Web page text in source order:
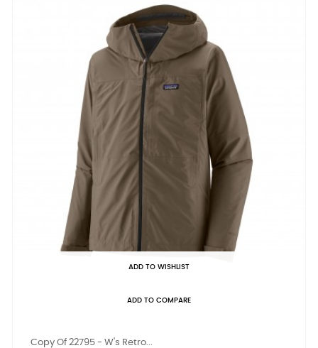
ADD TO WISHLIST
ADD TO COMPARE
Copy Of 22795 - W's Retro...